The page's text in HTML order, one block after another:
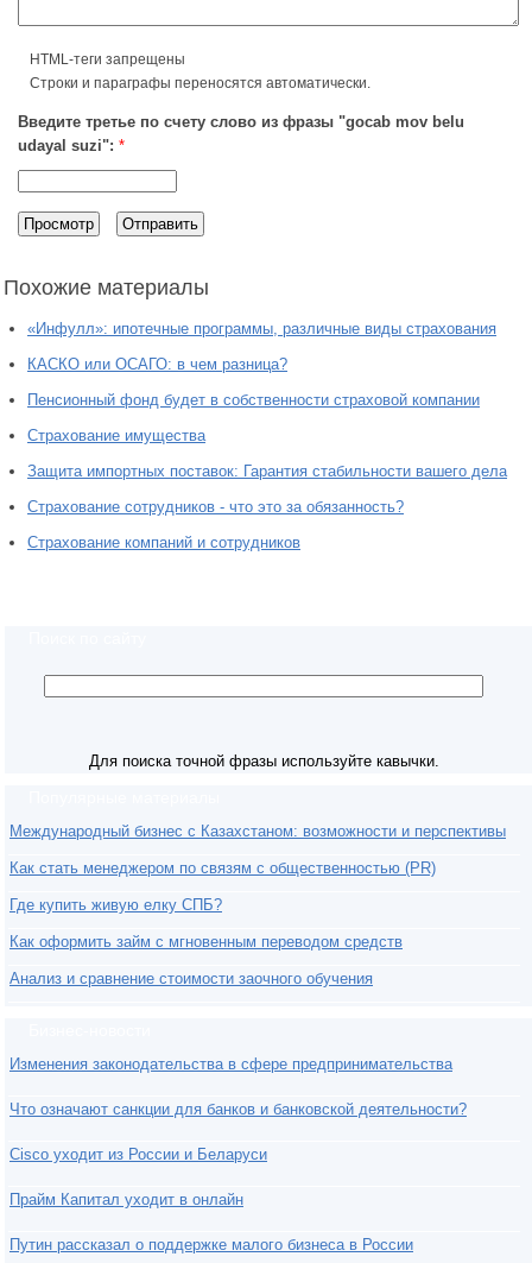
HTML-теги запрещены
Строки и параграфы переносятся автоматически.
Введите третье по счету слово из фразы "gocab mov belu
udayal suzi": *
Похожие материалы
«Инфулл»: ипотечные программы, различные виды страхования
КАСКО или ОСАГО: в чем разница?
Пенсионный фонд будет в собственности страховой компании
Страхование имущества
Защита импортных поставок: Гарантия стабильности вашего дела
Страхование сотрудников - что это за обязанность?
Страхование компаний и сотрудников
Для поиска точной фразы используйте кавычки.
Международный бизнес с Казахстаном: возможности и перспективы
Как стать менеджером по связям с общественностью (PR)
Где купить живую елку СПБ?
Как оформить займ с мгновенным переводом средств
Анализ и сравнение стоимости заочного обучения
Изменения законодательства в сфере предпринимательства
Что означают санкции для банков и банковской деятельности?
Cisco уходит из России и Беларуси
Прайм Капитал уходит в онлайн
Путин рассказал о поддержке малого бизнеса в России